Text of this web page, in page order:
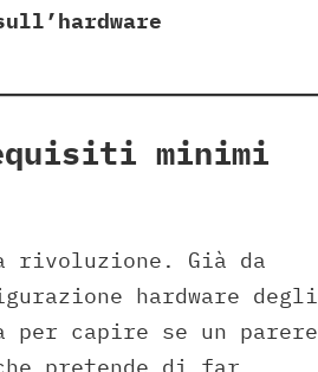
minimi
rivoluzione. Già da
hardware degli
per capire se un parere